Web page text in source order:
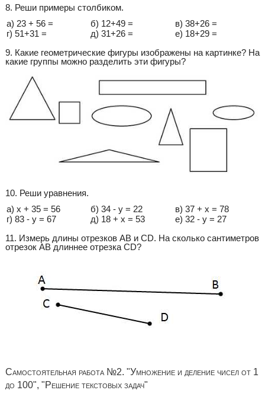
8. Реши примеры столбиком.
а) 23 + 56 =
б) 12+49 =
в) 38+26 =
г) 51+31 =
д) 31+26 =
е) 18+29 =
9. Какие геометрические фигуры изображены на картинке? На
какие группы можно разделить эти фигуры?
10. Реши уравнения.
а) х + 35 = 56
б) 34 - у = 22
в) 37 + х = 78
г) 83 - у = 67
д) 18 + х = 53
е) 32 - у = 27
11. Измерь длины отрезков AB и CD. На сколько сантиметров
отрезок AB длиннее отрезка CD?
Самостоятельная работа №2. "Умножение и деление чисел от 1
до 100", "Решение текстовых задач"